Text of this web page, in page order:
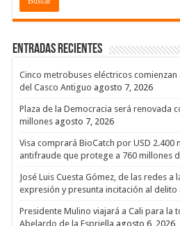
Entradas recientes
Cinco metrobuses eléctricos comienzan
del Casco Antiguo agosto 7, 2026
Plaza de la Democracia será renovada
millones agosto 7, 2026
Visa comprará BioCatch por USD
antifraude que protege a 760 millones
José Luis Cuesta Gómez, de las redes a
expresión y presunta incitación al delito
Presidente Mulino viajará a Cali para la
Abelardo de la Espriella agosto 6, 2026